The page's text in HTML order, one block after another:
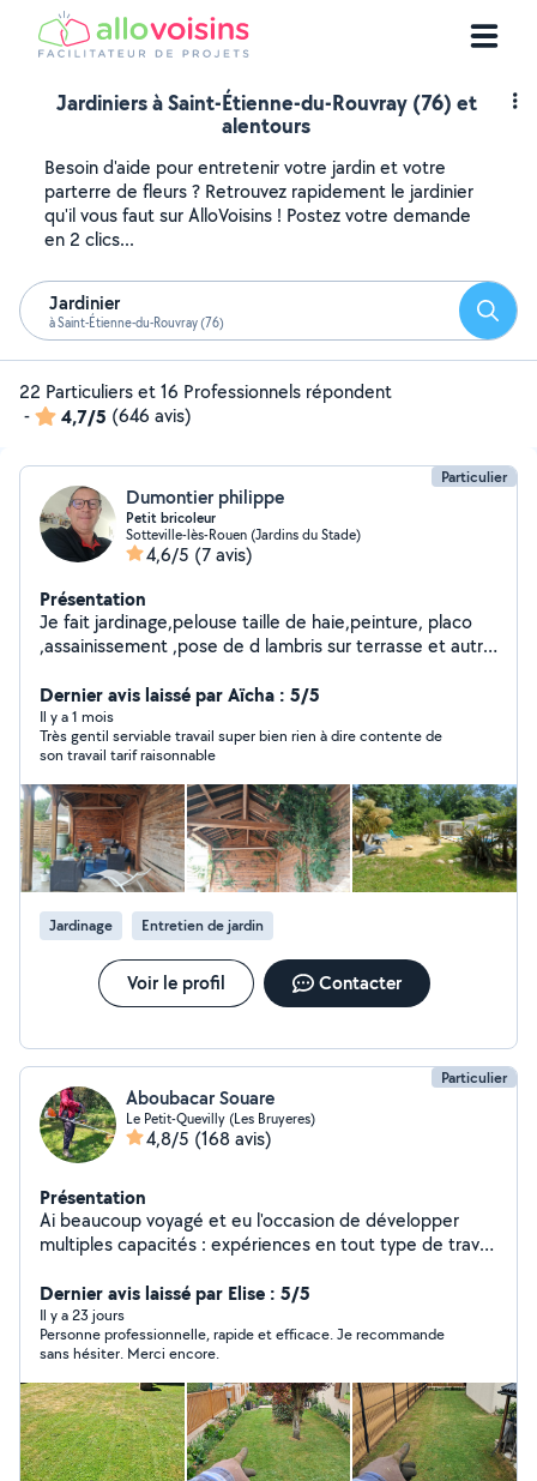
Jardiniers à Saint-Étienne-du-Rouvray (76) et
alentours
Besoin d'aide pour entretenir votre jardin et votre
parterre de fleurs ? Retrouvez rapidement le jardinier
qu'il vous faut sur AlloVoisins ! Postez votre demande
en 2 clics...
Jardinier
à Saint-Étienne-du-Rouvray (76)
22 Particuliers et 16 Professionnels répondent
-
4,7/5 (646 avis)
Particulier
Dumontier philippe
Petit bricoleur
Sotteville-lès-Rouen (Jardins du Stade)
4,6/5 (7 avis)
Présentation
Je fait jardinage,pelouse taille de haie,peinture, placo
,assainissement ,pose de d lambris sur terrasse et autre
Dernier avis laissé par Aïcha : 5/5
Il y a 1 mois
Très gentil serviable travail super bien rien à dire contente de
son travail tarif raisonnable
Jardinage Entretien de jardin
Voir le profil Contacter
Particulier
Aboubacar Souare
Le Petit-Quevilly (Les Bruyeres)
4,8/5 (168 avis)
Présentation
Ai beaucoup voyagé et eu l'occasion de développer
multiples capacités : expériences en tout type de travail
d interieur (ménage,renovation ,papier
peints,peinture,plomberie,electricite,installerun tv au
mur) Travaux d exterieur (jardinage,tonte, et enlever
herbes ,tailler et diminuer les haies,jardiner) , aide au
déménagement. . Peux également faire de l'aide à la
personne ( courses, promenade).veuillez me contacter.
Dernier avis laissé par Elise : 5/5
Il y a 23 jours
Personne professionnelle, rapide et efficace. Je recommande
sans hésiter. Merci encore.